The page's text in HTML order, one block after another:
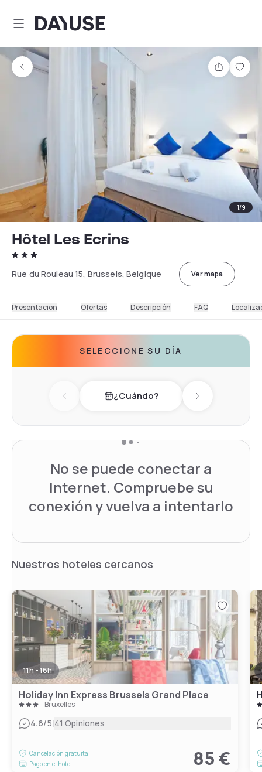
Dayuse
1/9
Hôtel Les Ecrins
Rue du Rouleau 15, Brussels, Belgique Ver mapa
Presentación Ofertas Descripción FAQ
SELECCIONE SU DÍA
Previous day¿Cuándo? Next day
No se puede conectar a
Internet. Compruebe su
conexión y vuelva a intentarlo
Nuestros hoteles cercanos
11h - 16h
Holiday Inn Express Brussels Grand Place
Bruxelles
4.6/5|41 Opiniones
Cancelación gratuita
Pago en el hotel
85 €